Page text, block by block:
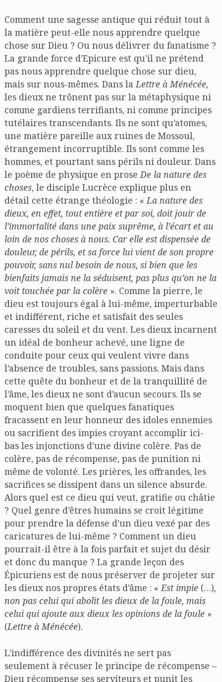
Comment une sagesse antique qui réduit tout à
la matière peut-elle nous apprendre quelque
chose sur Dieu ? Ou nous délivrer du fanatisme ?
La grande force d’Epicure est qu’il ne prétend
pas nous apprendre quelque chose sur dieu,
mais sur nous-mêmes. Dans laLettre à Ménécée,
les dieux ne trônent pas sur la métaphysique ni
comme gardiens terrifiants, ni comme principes
tutélaires transcendants. Ils ne sont qu’atomes,
une matière pareille aux ruines de Mossoul,
étrangement incorruptible. Ils sont comme les
hommes, et pourtant sans périls ni douleur. Dans
le poème de physique en proseDe la nature des
choses, le disciple Lucrèce explique plus en
détail cette étrange théologie : «La nature des
dieux, en effet, tout entière et par soi, doit jouir de
l’immortalité dans une paix suprême, à l’écart et au
loin de nos choses à nous. Car elle est dispensée de
douleur, de périls, et sa force lui vient de son propre
pouvoir, sans nul besoin de nous, si bien que les
bienfaits jamais ne la séduisent, pas plus qu’on ne la
voit touchée par la colère». Comme la pierre, le
dieu est toujours égal à lui-même, imperturbable
et indifférent, riche et satisfait des seules
caresses du soleil et du vent. Les dieux incarnent
un idéal de bonheur achevé, une ligne de
conduite pour ceux qui veulent vivre dans
l’absence de troubles, sans passions. Mais dans
cette quête du bonheur et de la tranquillité de
l’âme, les dieux ne sont d’aucun secours. Ils se
moquent bien que quelques fanatiques
fracassent en leur honneur des idoles ennemies
ou sacrifient des impies croyant accomplir ici-
bas les injonctions d’une divine colère. Pas de
colère, pas de récompense, pas de punition ni
même de volonté. Les prières, les offrandes, les
sacrifices se dissipent dans un silence absurde.
Alors quel est ce dieu qui veut, gratifie ou châtie
? Quel genre d’êtres humains se croit légitime
pour prendre la défense d’un dieu vexé par des
caricatures de lui-même ? Comment un dieu
pourrait-il être à la fois parfait et sujet du désir
et donc du manque ? La grande leçon des
Épicuriens est de nous préserver de projeter sur
les dieux nos propres états d’âme : «Est impie (…),
non pas celui qui abolit les dieux de la foule, mais
celui qui ajoute aux dieux les opinions de la foule»
(Lettre à Ménécée).
L’indifférence des divinités ne sert pas
seulement à récuser le principe de récompense –
Dieu récompense ses serviteurs et punit les